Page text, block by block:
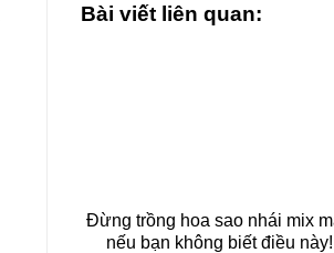
Bài viết liên quan:
Đừng trồng hoa sao nhái mix
nếu bạn không biết điều này!